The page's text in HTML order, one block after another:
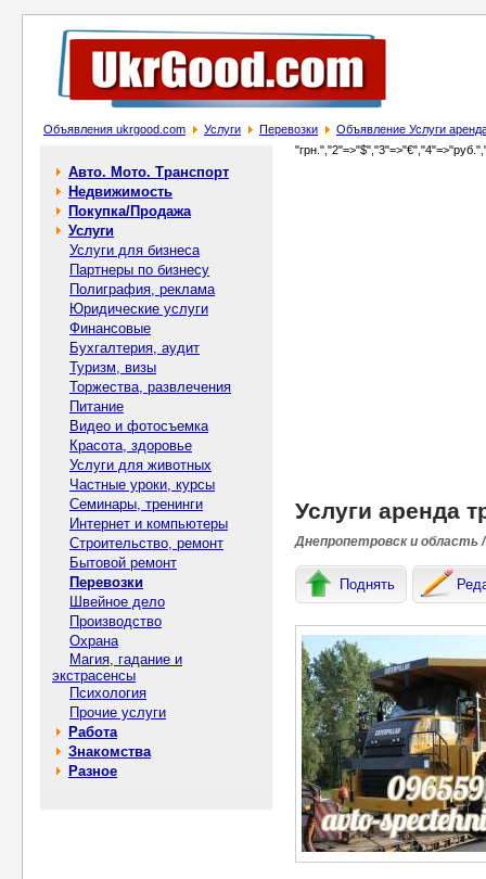
Объявления ukrgood.com Услуги Перевозки Объявление Услуги
Авто. Мото. Транспорт
Недвижимость
Покупка/Продажа
Услуги
Услуги для бизнеса
Партнеры по бизнесу
Полиграфия, реклама
Юридические услуги
Финансовые
Бухгалтерия, аудит
Туризм, визы
Торжества, развлечения
Питание
Видео и фотосъемка
Красота, здоровье
Услуги для животных
Частные уроки, курсы
Семинары, тренинги
Интернет и компьютеры
Строительство, ремонт
Бытовой ремонт
Перевозки
Швейное дело
Производство
Охрана
Магия, гадание и
экстрасенсы
Психология
Прочие услуги
Работа
Знакомства
Разное
Услуги арeнда
Днепропетровск и область
Поднять